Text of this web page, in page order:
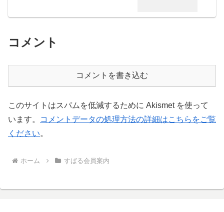
コメント
コメントを書き込む
このサイトはスパムを低減するために Akismet を使って
います。
コメントデータの処理方法の詳細はこちらをご覧
ください。
ホーム すばる会員案内